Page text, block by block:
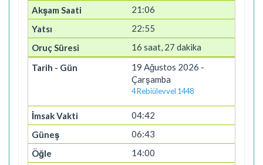
21:06
22:55
16 saat, 27 dakika
19 Ağustos 2026 -
Çarşamba
4 Rebiülevvel 1448
04:42
06:43
14:00